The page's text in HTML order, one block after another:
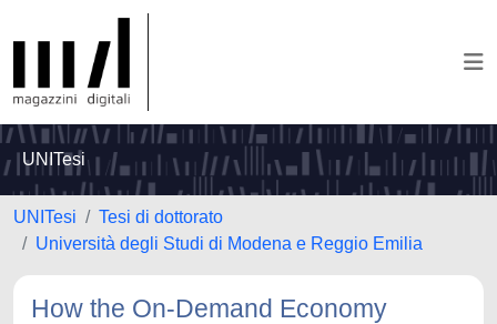
UNITesi
UNITesi
Tesi di dottorato
Università degli Studi di Modena e Reggio Emilia
How the On-Demand Economy